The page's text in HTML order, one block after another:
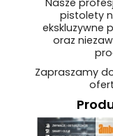
Nasze
pistolety
ekskluzywne
oraz
Zapraszamy